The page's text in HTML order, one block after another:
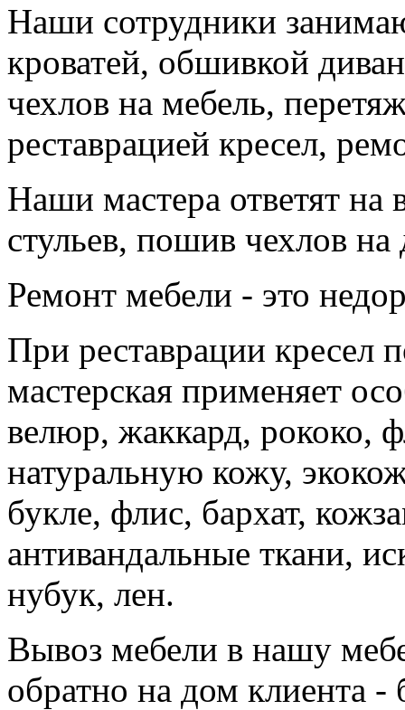
Наши сотрудники
кроватей, обшивкой
чехлов на мебель,
реставрацией кресел,
Наши мастера ответят на
стульев, пошив чехлов на
Ремонт мебели - это
При реставрации кресел
мастерская применяет
велюр, жаккард, рококо,
натуральную кожу,
букле, флис, бархат,
антивандальные ткани,
нубук, лен.
Вывоз мебели в нашу
обратно на дом клиента -